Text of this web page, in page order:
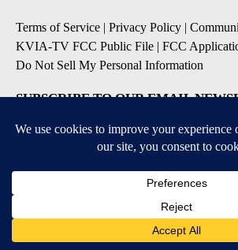
Terms of Service | Privacy Policy |
KVIA-TV FCC Public File | FCC
Do Not Sell My Personal Information
SUBSCRIBE TO OUR EMAIL
Entertainment
Contests & Promotions